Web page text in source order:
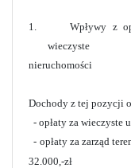
1. Wpływy z
wieczyste
Dochody z tej pozycji
- opłaty za
- opłaty
32.000,-zł